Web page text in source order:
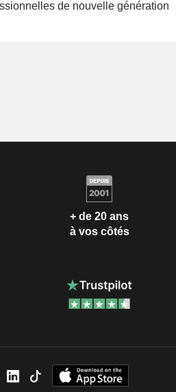
de nouvelle génération
+ de 20 ans
à vos côtés